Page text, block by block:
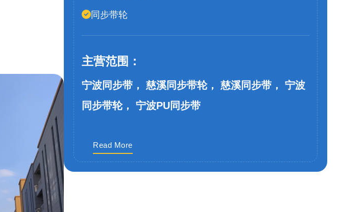
同步带轮
主营范围：
宁波同步带， 慈溪同步带轮， 慈溪同步带， 宁波
同步带轮， 宁波PU同步带
Read More